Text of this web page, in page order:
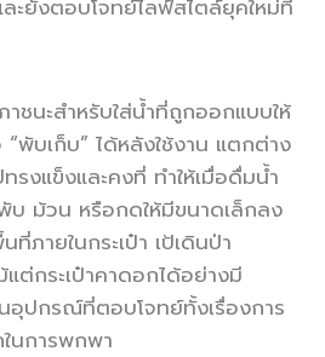
ะยังตอบโจทย์ไลฟ์สไตล์ยุคใหม่ที่
ชนะสำหรับใส่น้ำที่ถูกออกแบบให้
พับเก็บ” ได้หลังใช้งาน แตกต่าง
รงแข็งและคงที่ ทำให้เมื่อดื่มน้ำ
บ ม้วน หรือกดให้มีขนาดเล็กลง
ภายในกระเป๋า เป้เดินป่า
แต่กระเป๋าคาดอกได้อย่างมี
อุปกรณ์ที่ตอบโจทย์ทั้งเรื่องการ
นการพกพา